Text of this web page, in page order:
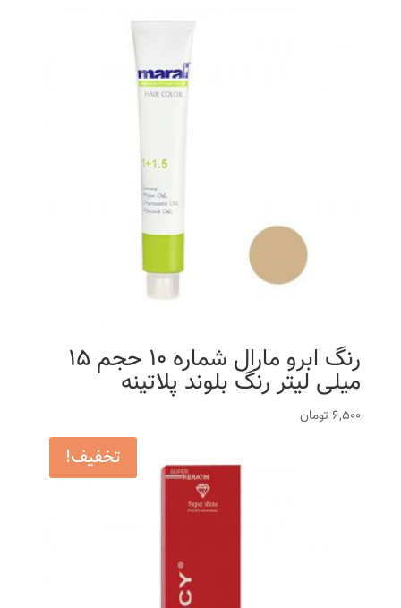
رنگ ابرو مارال شماره 10 حجم 15
میلی لیتر رنگ بلوند پلاتینه
6,500 تومان
تخفیف!